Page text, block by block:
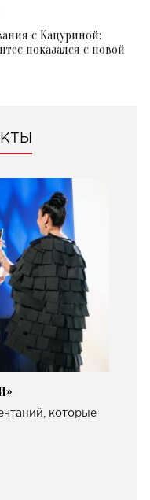
с Кацуриной:
показался с новой
которые